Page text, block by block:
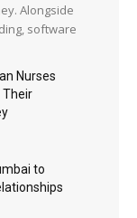
Alongside
software
Nurses
Their
to